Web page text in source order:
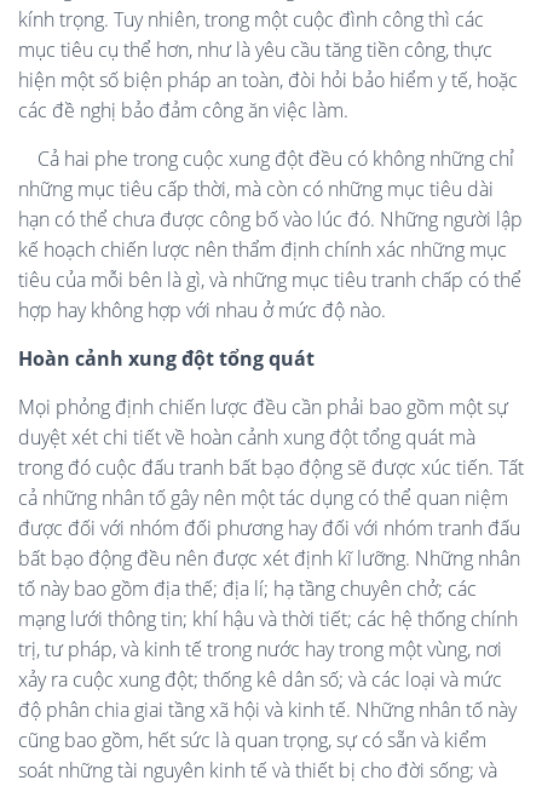
kính trọng. Tuy nhiên, trong một cuộc đình công thì các
mục tiêu cụ thể hơn, như là yêu cầu tăng tiền công, thực
hiện một số biện pháp an toàn, đòi hỏi bảo hiểm y tế, hoặc
các đề nghị bảo đảm công ăn việc làm.
Cả hai phe trong cuộc xung đột đều có không những chỉ
những mục tiêu cấp thời, mà còn có những mục tiêu dài
hạn có thể chưa được công bố vào lúc đó. Những người lập
kế hoạch chiến lược nên thẩm định chính xác những mục
tiêu của mỗi bên là gì, và những mục tiêu tranh chấp có thể
hợp hay không hợp với nhau ở mức độ nào.
Hoàn cảnh xung đột tổng quát
Mọi phỏng định chiến lược đều cần phải bao gồm một sự
duyệt xét chi tiết về hoàn cảnh xung đột tổng quát mà
trong đó cuộc đấu tranh bất bạo động sẽ được xúc tiến. Tất
cả những nhân tố gây nên một tác dụng có thể quan niệm
được đối với nhóm đối phương hay đối với nhóm tranh đấu
bất bạo động đều nên được xét định kĩ lưỡng. Những nhân
tố này bao gồm địa thế; địa lí; hạ tầng chuyên chở; các
mạng lưới thông tin; khí hậu và thời tiết; các hệ thống chính
trị, tư pháp, và kinh tế trong nước hay trong một vùng, nơi
xảy ra cuộc xung đột; thống kê dân số; và các loại và mức
độ phân chia giai tầng xã hội và kinh tế. Những nhân tố này
cũng bao gồm, hết sức là quan trọng, sự có sẵn và kiểm
soát những tài nguyên kinh tế và thiết bị cho đời sống; và